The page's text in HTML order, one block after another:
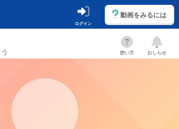
ログイン
動画をみるには
使い方 おしらせ